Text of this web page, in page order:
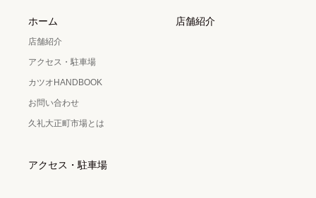
ホーム
店舗紹介
アクセス・駐車場
カツオHANDBOOK
お問い合わせ
久礼大正町市場とは
店舗紹介
アクセス・駐車場